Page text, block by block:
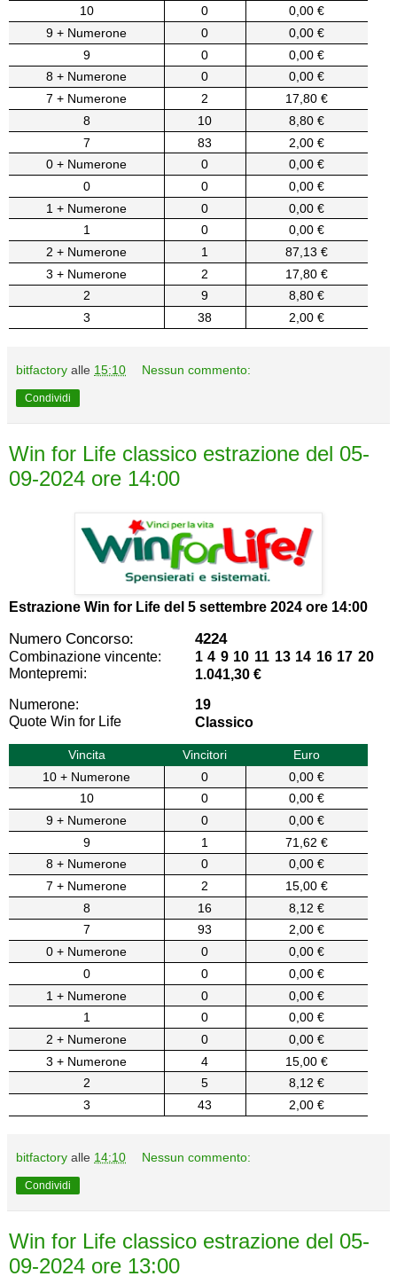
10
0
0,00 €
9 + Numerone
0
0,00 €
9
0
0,00 €
8 + Numerone
0
0,00 €
7 + Numerone
2
17,80 €
8
10
8,80 €
7
83
2,00 €
0 + Numerone
0
0,00 €
0
0
0,00 €
1 + Numerone
0
0,00 €
1
0
0,00 €
2 + Numerone
1
87,13 €
3 + Numerone
2
17,80 €
2
9
8,80 €
3
38 2,00 €
bitfactory alle 15:10 Nessun commento:
Condividi
Win for Life classico estrazione del 05-
09-2024 ore 14:00
Estrazione Win for Life del 5 settembre 2024 ore 14:00
Numero Concorso: 4224
Combinazione vincente:
1 4 9 10 11 13 14 16 17 20
Montepremi:
1.041,30 €
Numerone:
19
Quote Win for Life
Classico
Vincita Vincitori
Euro
10 + Numerone
0
0,00 €
10
0
0,00 €
9 + Numerone
0
0,00 €
9
1
71,62 €
8 + Numerone
0
0,00 €
7 + Numerone
2
15,00 €
8
16
8,12 €
7
93
2,00 €
0 + Numerone
0
0,00 €
0
0
0,00 €
1 + Numerone
0
0,00 €
1
0
0,00 €
2 + Numerone
0
0,00 €
3 + Numerone
4
15,00 €
2
5
8,12 €
3
43 2,00 €
bitfactory alle 14:10 Nessun commento:
Condividi
Win for Life classico estrazione del 05-
09-2024 ore 13:00